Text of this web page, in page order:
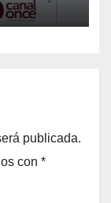
publicada.
con *